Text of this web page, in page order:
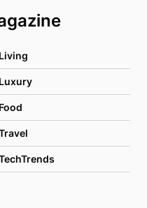
Living
Luxury
Food